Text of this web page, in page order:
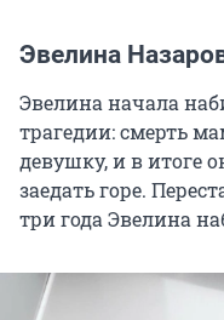
Эвелина
Эвелина начала
трагедии: смерть
девушку, и в итоге
заедать горе.
три года Эвелина